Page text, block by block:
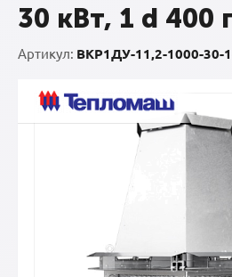
30 кВт, 1 d 400
Артикул: ВКР1ДУ-11,2-1000-30-